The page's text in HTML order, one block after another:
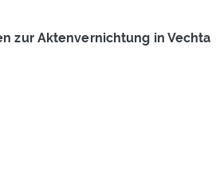
zur Aktenvernichtung in Vechta